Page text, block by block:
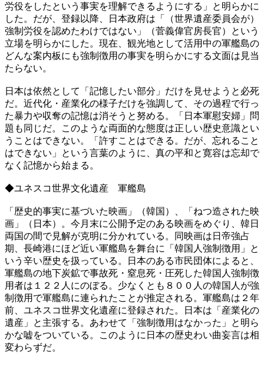
労役をしたという事実を理解できるようにする」と明らかに
した。だが、登録以降、日本政府は「（世界遺産委員会が）
強制労役を認めたわけではない」（菅義偉官房長官）という
立場を明らかにした。現在、観光地として活用中の軍艦島の
どんな案内板にも強制徴用の事実を明らかにする文面は見当
たらない。
日本は依然として「記憶したい部分」だけを見せようと必死
だ。近代化・産業化の様子だけを強調して、その過程で行っ
た暴力や収奪の記憶は消そうと努める。「日本軍慰安婦」問
題も同じだ。このような両面的な態度は正しい歴史意識とい
うことはできない。「許すことはできる。だが、忘れること
はできない」という言葉のように、真の平和と寛容は忘却で
なく記憶から始まる。
◆ユネスコ世界文化遺産 軍艦島
「歴史的事実に基づいた映画」（韓国）、「ねつ造された映
画」（日本）。今月末に公開予定のある映画をめぐり、韓日
両国の間で見解が克明に分かれている。同映画は日帝強占
期、長崎港にほど近い軍艦島を舞台に「韓国人強制徴用」と
いう辛い歴史を扱っている。日本のある市民団体によると、
軍艦島の地下炭鉱で事故死・窒息死・圧死した韓国人強制徴
用者は１２２人にのぼる。少なくとも８００人の韓国人が強
制徴用で軍艦島に連られたことが推定される。軍艦島は２年
前、ユネスコ世界文化遺産に登録された。日本は「産業化の
遺産」と主張する。あわせて「強制徴用はなかった」と明ら
かな嘘をついている。このように日本の歴史わい曲妄言は相
変わらずだ。